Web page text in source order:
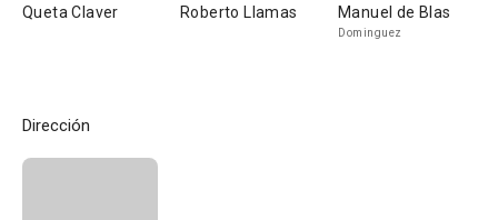
Queta Claver Roberto Llamas Manuel de Blas
Dominguez
Dirección